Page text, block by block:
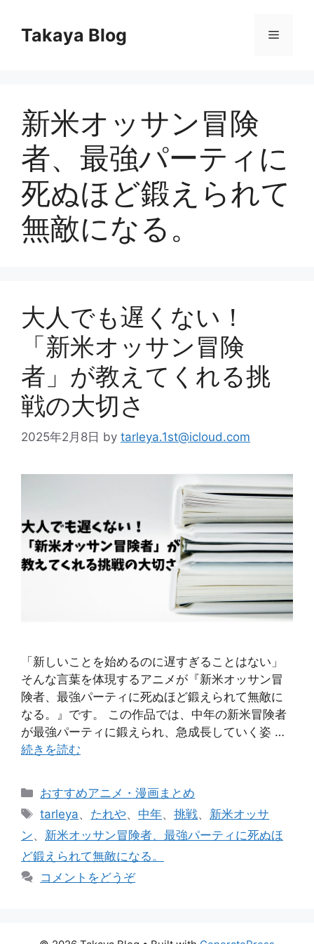
Takaya Blog メ
新米オッサン冒険
者、最強パーティに
死ぬほど鍛えられて
無敵になる。
大人でも遅くない！
「新米オッサン冒険
者」が教えてくれる挑
戦の大切さ
2025年2月8日 by tarleya.1st@icloud.com
「新しいことを始めるのに遅すぎることはない」
そんな言葉を体現するアニメが『新米オッサン冒
険者、最強パーティに死ぬほど鍛えられて無敵に
なる。』です。 この作品では、中年の新米冒険者
が最強パーティに鍛えられ、急成長していく姿 …
続きを読む
カ
テ
リ
ー
おすすめアニメ・漫画まとめ
タ
グ
tarleya、 たれや、 中年、挑戦、 新米オッサ
ン、 新米オッサン冒険者、最強パーティに死ぬほ
ど鍛えられて無敵になる。
コメントをどうぞ